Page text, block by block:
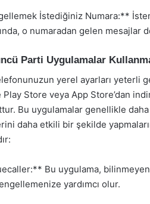
İstediğiniz Numara:**
o numaradan gelen mesajlar
Parti Uygulamalar
yerel ayarları yeterli
Play Store veya App Store’dan
Bu uygulamalar genellikle
daha etkili bir şekilde
Bu uygulama, bilinmeyen
yardımcı olur.